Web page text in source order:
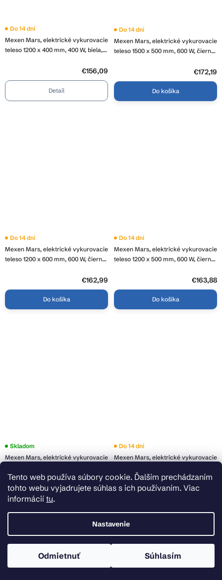
Tento web používa súbory cookie. Ďalším prechádzaním
tohto webu vyjadrujete súhlas s ich používaním. Viac
informácií tu.
Nastavenie
Odmietnuť Súhlasím
Mexen Mars, elektrické vykurovacie
teleso 1200 x 400 mm, 400 W, biela,
Do 14 dní
€156,09
Detail
Mexen Mars, elektrické vykurovacie
teleso 1500 x 500 mm, 600 W, čierna,
Do 14 dní
€172,19
Do košíka
Mexen Mars, elektrické vykurovacie
teleso 1200 x 600 mm, 600 W, čierna,
Do 14 dní
€162,99
Do košíka
Mexen Mars, elektrické vykurovacie
teleso 1200 x 500 mm, 600 W, čierna,
Do 14 dní
€163,88
Do košíka
Mexen Mars, elektrické vykurovacie
W110-0900-600-2600-70
Skladom
€150,99
Mexen Mars, elektrické vykurovacie
W110-0900-400-2300-70
Do 14 dní
€128,69